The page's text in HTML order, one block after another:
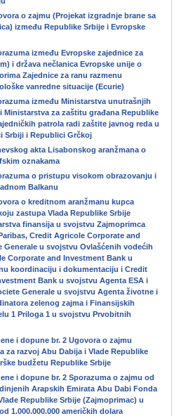
o zajmu (Projekat izgradnje brane sa
između Republike Srbije i Evropske
između Evropske zajednice za
i država nečlanica Evropske unije o
Zajednice za ranu razmenu
vanredne situacije (Ecurie)
između Ministarstva unutrašnjih
Ministarstva za zaštitu građana Republike
patrola radi zaštite javnog reda u
Srbiji i Republici Grčkoj
akta Lisabonskog aranžmana o
oznakama
o pristupu visokom obrazovanju i
Balkanu
o kreditnom aranžmanu kupca
zastupa Vlada Republike Srbije
finansija u svojstvu Zajmoprimca
Credit Agricole Corporate and
Generale u svojstvu Ovlašćenih vodećih
Corporate and Investment Bank u
koordinaciju i dokumentaciju i Credit
Bank u svojstvu Agenta ESA i
Generale u svojstvu Agenta životne i
zelenog zajma i Finansijskih
1 Priloga 1 u svojstvu Prvobitnih
i dopune br. 2 Ugovora o zajmu
za razvoj Abu Dabija i Vlade Republike
budžetu Republike Srbije
i dopune br. 2 Sporazuma o zajmu od
Arapskih Emirata Abu Dabi Fonda
Republike Srbije (Zajmoprimac) u
1.000.000.000 američkih dolara